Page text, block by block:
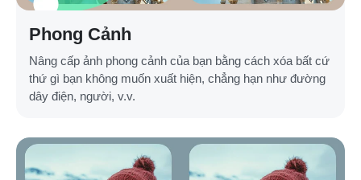
Phong Cảnh
Nâng cấp ảnh phong cảnh của bạn bằng cách xóa bất cứ
thứ gì bạn không muốn xuất hiện, chẳng hạn như đường
dây điện, người, v.v.